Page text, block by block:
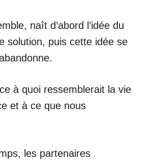
naît d’abord l’idée du
solution, puis cette idée se
à quoi ressemblerait la vie
et à ce que nous
les partenaires